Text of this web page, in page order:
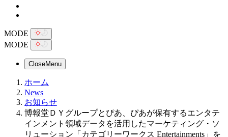
MODE
MODE
CloseMenu
ホーム
News
お知らせ
博報堂ＤＹグループとぴあ、ぴあが保有するエンタテ
インメント領域データを活用したマーケティング・ソ
リューション「カテゴリーワークス Entertainments」を